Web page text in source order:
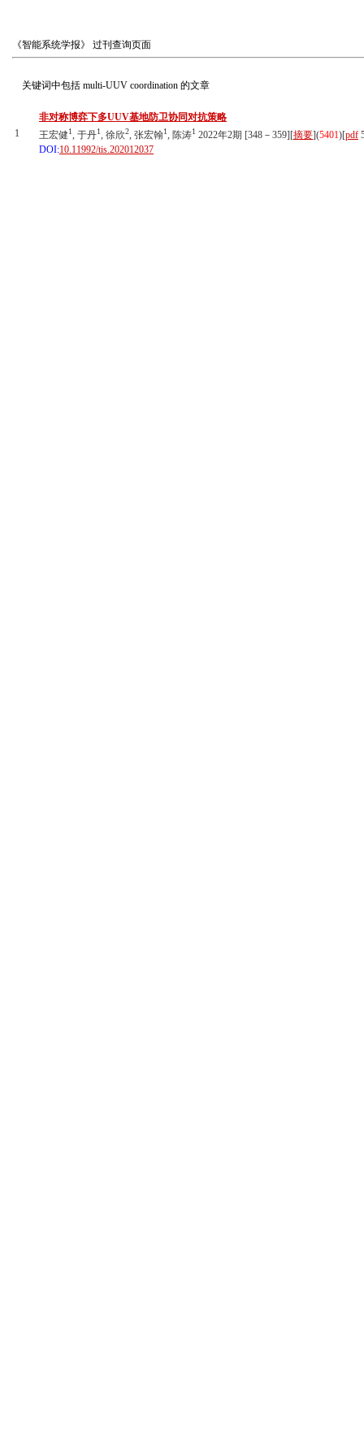
《智能系统学报》 过刊查询页面
关键词中包括 multi-UUV coordination 的文章
1
非对称博弈下多UUV基地防卫协同对抗策略
王宏健1, 于丹1, 徐欣2, 张宏翰1, 陈涛1 2022年2期 [348－359][摘要](5401)[pdf
DOI:10.11992/tis.202012037